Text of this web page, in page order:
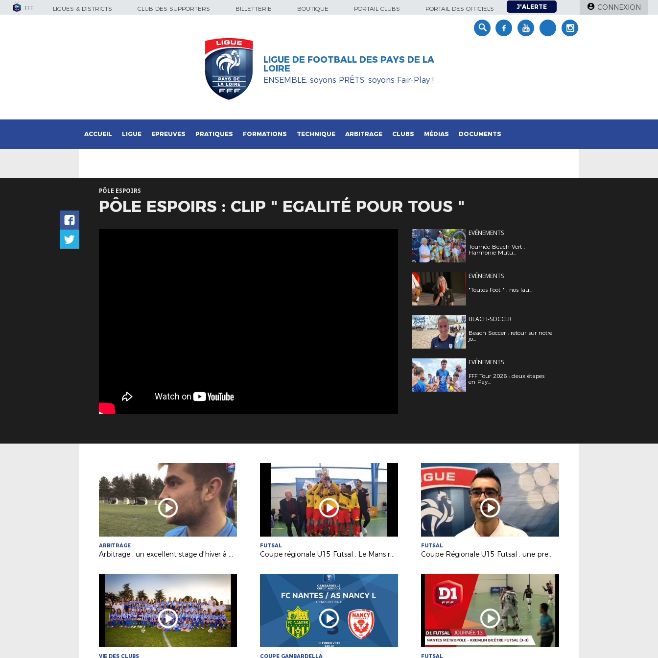
FFF LIGUES & DISTRICTS CLUB DES SUPPORTERS BILLETTERIE BOUTIQUE PORTAIL CLUBS PORTAIL DES OFFICIELS J'ALERTE CONNEXION
LIGUE DE FOOTBALL DES PAYS DE LA
LOIRE
ENSEMBLE, soyons PRÊTS, soyons Fair-Play !
ACCUEIL LIGUE EPREUVES PRATIQUES FORMATIONS TECHNIQUE ARBITRAGE CLUBS MÉDIAS DOCUMENTS
PÔLE ESPOIRS
PÔLE ESPOIRS : CLIP " EGALITÉ POUR TOUS "
EVÉNEMENTS
Tournée Beach Vert :
Harmonie Mutu...
EVÉNEMENTS
"Toutes Foot " : nos lau...
BEACH-SOCCER
Beach Soccer : retour sur notre
jo...
EVÉNEMENTS
FFF Tour 2026 : deux étapes
en Pay...
ARBITRAGE
Arbitrage : un excellent stage d'hiver à St Brévin !
FUTSAL
Coupe régionale U15 Futsal : Le Mans remporte le trophée !
FUTSAL
Coupe Régionale U15 Futsal : une première édition réussie !
VIE DES CLUBS COUPE GAMBARDELLA FUTSAL